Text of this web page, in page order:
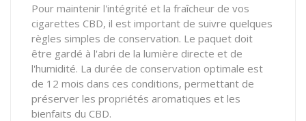
Pour maintenir l'intégrité et la fraîcheur de vos
cigarettes CBD, il est important de suivre quelques
règles simples de conservation. Le paquet doit
être gardé à l'abri de la lumière directe et de
l'humidité. La durée de conservation optimale est
de 12 mois dans ces conditions, permettant de
préserver les propriétés aromatiques et les
bienfaits du CBD.